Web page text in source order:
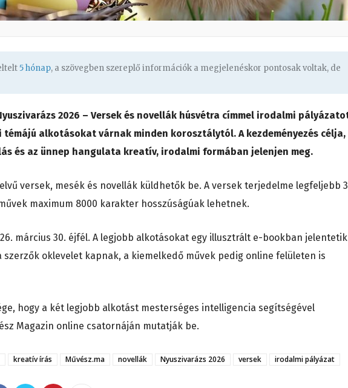
5 hónap, a szövegben szereplő információk a megjelenéskor pontosak voltak, de
2026 – Versek és novellák húsvétra címmel irodalmi
alkotásokat várnak minden korosztálytól. A kezdeményezés célja,
és az ünnep hangulata kreatív, irodalmi formában jelenjen meg.
versek, mesék és novellák küldhetők be. A versek terjedelme legfeljebb
maximum 8000 karakter hosszúságúak lehetnek.
március 30. éjfél. A legjobb alkotásokat egy illusztrált e-bookban jelentetik
szerzők oklevelet kapnak, a kiemelkedő művek pedig online felületen is
hogy a két legjobb alkotást mesterséges intelligencia segítségével
Magazin online csatornáján mutatják be.
kreatív írás Művész.ma novellák Nyuszivarázs 2026 versek irodalmi pályázat